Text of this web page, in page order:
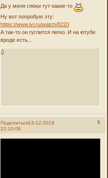
Да у меня глюки тут какие-то
Ну вот попробую эту:
https://www.ivi.ru/watch/8220
А так-то он гуглится легко. И на ютубе
вроде есть...
0
Поделиться 5
13-12-2019
22:10:06